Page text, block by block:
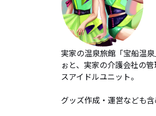
実家の温泉旅館「宝船温
ぉと、実家の介護会社の
スアイドルユニット。
グッズ作成・運営なども含